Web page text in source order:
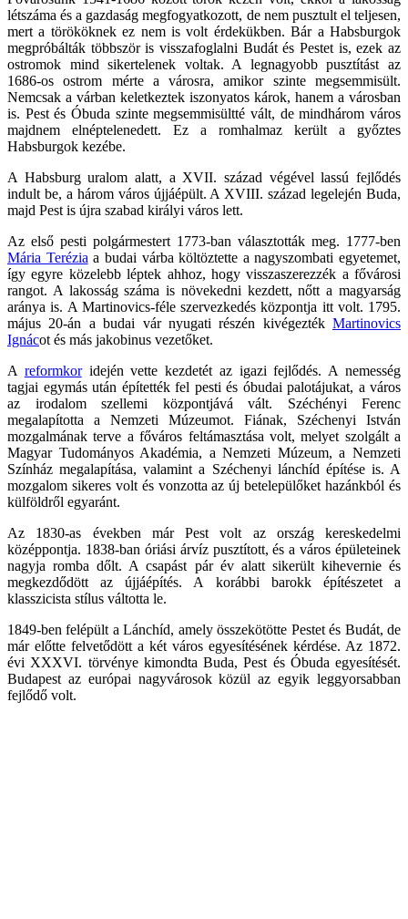
létszáma és a gazdaság megfogyatkozott, de nem pusztult el teljesen,
mert a törököknek ez nem is volt érdekükben. Bár a Habsburgok
megpróbálták többször is visszafoglalni Budát és Pestet is, ezek az
ostromok mind sikertelenek voltak. A legnagyobb pusztítást az
1686-os ostrom mérte a városra, amikor szinte megsemmisült.
Nemcsak a várban keletkeztek iszonyatos károk, hanem a városban
is. Pest és Óbuda szinte megsemmisültté vált, de mindhárom város
majdnem elnéptelenedett. Ez a romhalmaz került a győztes
Habsburgok kezébe.
A Habsburg uralom alatt, a XVII. század végével lassú fejlődés
indult be, a három város újjáépült. A XVIII. század legelején Buda,
majd Pest is újra szabad királyi város lett.
Az első pesti polgármestert 1773-ban választották meg. 1777-ben
Mária Terézia a budai várba költöztette a nagyszombati egyetemet,
így egyre közelebb léptek ahhoz, hogy visszaszerezzék a fővárosi
rangot. A lakosság száma is növekedni kezdett, nőtt a magyarság
aránya is. A Martinovics-féle szervezkedés központja itt volt. 1795.
május 20-án a budai vár nyugati részén kivégezték Martinovics
Ignácot és más jakobinus vezetőket.
A reformkoridején vette kezdetét az igazi fejlődés. A nemesség
tagjai egymás után építették fel pesti és óbudai palotájukat, a város
az irodalom szellemi központjává vált. Széchényi Ferenc
megalapította a Nemzeti Múzeumot. Fiának, Széchenyi István
mozgalmának terve a főváros feltámasztása volt, melyet szolgált a
Magyar Tudományos Akadémia, a Nemzeti Múzeum, a Nemzeti
Színház megalapítása, valamint a Széchenyi lánchíd építése is. A
mozgalom sikeres volt és vonzotta az új betelepülőket hazánkból és
külföldről egyaránt.
Az 1830-as években már Pest volt az ország kereskedelmi
középpontja. 1838-ban óriási árvíz pusztított, és a város épületeinek
nagyja romba dőlt. A csapást pár év alatt sikerült kihevernie és
megkezdődött az újjáépítés. A korábbi barokk építészetet a
klasszicista stílus váltotta le.
1849-ben felépült a Lánchíd, amely összekötötte Pestet és Budát, de
már előtte felvetődött a két város egyesítésének kérdése. Az 1872.
évi XXXVI. törvénye kimondta Buda, Pest és Óbuda egyesítését.
Budapest az európai nagyvárosok közül az egyik leggyorsabban
fejlődő volt.